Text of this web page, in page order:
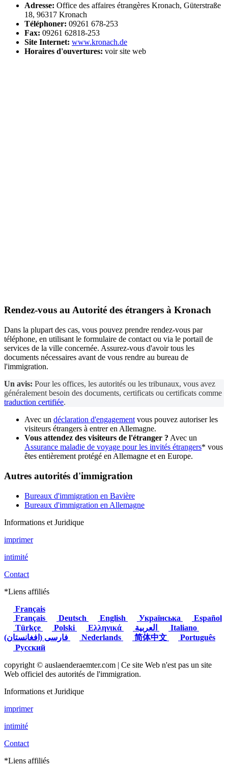
Adresse: Office des affaires étrangères Kronach, Güterstraße
18, 96317 Kronach
Téléphoner: 09261 678-253
Fax: 09261 62818-253
Site Internet: www.kronach.de
Horaires d'ouvertures: voir site web
Rendez-vous au Autorité des étrangers à Kronach
Dans la plupart des cas, vous pouvez prendre rendez-vous par
téléphone, en utilisant le formulaire de contact ou via le portail de
services de la ville concernée. Assurez-vous d'avoir tous les
documents nécessaires avant de vous rendre au bureau de
l'immigration.
Un avis: Pour les offices, les autorités ou les tribunaux, vous avez
généralement besoin des documents, certificats ou certificats comme
traduction certifiée.
Avec un déclaration d'engagement vous pouvez autoriser les
visiteurs étrangers à entrer en Allemagne.
Vous attendez des visiteurs de l'étranger ? Avec un
Assurance maladie de voyage pour les invités étrangers* vous
êtes entièrement protégé en Allemagne et en Europe.
Autres autorités d'immigration
Bureaux d'immigration en Bavière
Bureaux d'immigration en Allemagne
Informations et Juridique
imprimer
intimité
Contact
*Liens affiliés
Français
Français
Deutsch English Українська
Español
Türkçe
Polski Ελληνικά
Italiano
Nederlands 简体中文
Português
Русский
copyright © auslaenderaemter.com | Ce site Web n'est pas un site
Web officiel des autorités de l'immigration.
Informations et Juridique
imprimer
intimité
Contact
*Liens affiliés